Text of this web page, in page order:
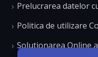
Prelucrarea datelor
Politica de utilizare
Solutionarea Online